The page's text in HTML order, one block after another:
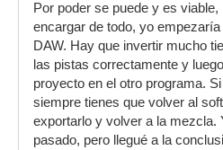
Por poder se puede y es
encargar de todo, yo
DAW. Hay que invertir mucho
las pistas correctamente y
proyecto en el otro programa.
siempre tienes que volver al
exportarlo y volver a la mezcla.
pasado, pero llegué a la